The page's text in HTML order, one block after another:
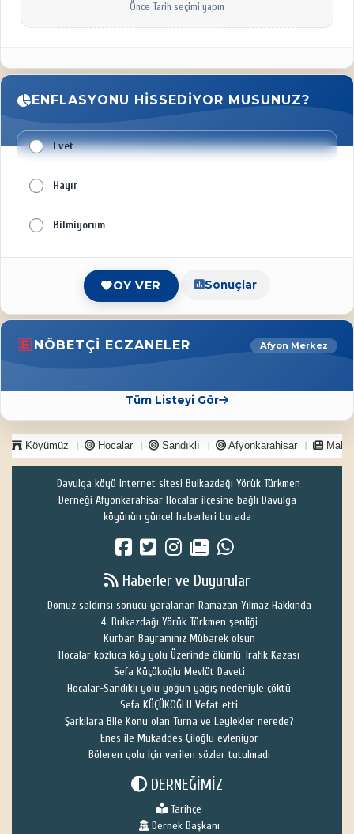
Önce Tarih seçimi yapın
ENFLASYONU HISSEDIYOR MUSUNUZ?
Evet
Hayır
Bilmiyorum
OY VER Sonuçlar
NÖBETÇI ECZANELER Afyon Merkez
Tüm Listeyi Gör
Köyümüz Hocalar Sandıklı Afyonkarahisar
Davulga köyü internet sitesi Bulkazdağı Yörük Türkmen
Derneği Afyonkarahisar Hocalar ilçesine bağlı Davulga
köyünün güncel haberleri burada
Haberler ve Duyurular
Domuz saldırısı sonucu yaralanan Ramazan Yılmaz Hakkında
4. Bulkazdağı Yörük Türkmen şenliği
Kurban Bayramınız Mübarek olsun
Hocalar kozluca köy yolu Üzerinde ölümlü Trafik Kazası
Sefa Küçükoğlu Mevlüt Daveti
Hocalar-Sandıklı yolu yoğun yağış nedeniyle çöktü
Sefa KÜÇÜKOĞLU Vefat etti
Şarkılara Bile Konu olan Turna ve Leylekler nerede?
Enes ile Mukaddes Çiloğlu evleniyor
Böleren yolu için verilen sözler tutulmadı
DERNEĞİMİZ
Tarihçe
Dernek Başkanı